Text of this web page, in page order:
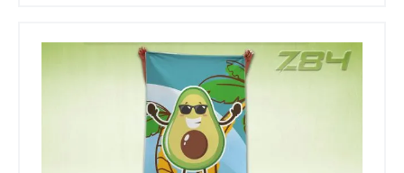
Toalla Modelo "Aguacate"